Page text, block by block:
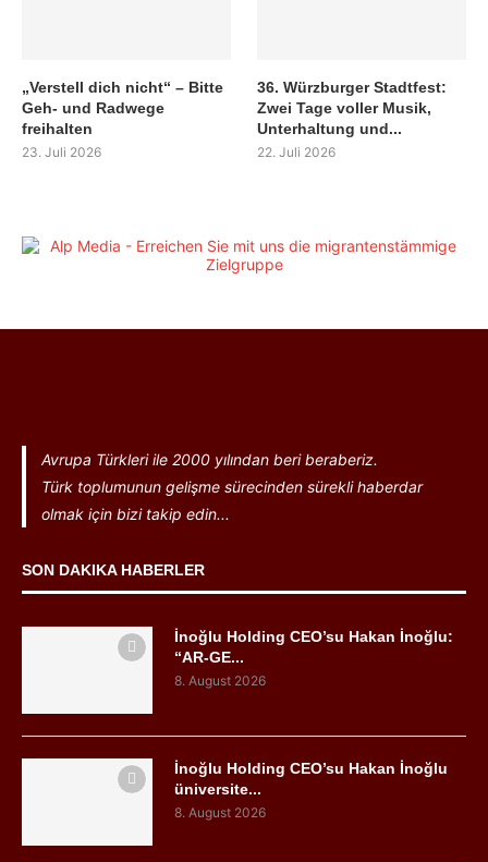
„Verstell dich nicht“ – Bitte
Geh- und Radwege
freihalten
23. Juli 2026
36. Würzburger Stadtfest:
Zwei Tage voller Musik,
Unterhaltung und...
22. Juli 2026
Avrupa Türkleri ile 2000 yılından beri beraberiz.
Türk toplumunun gelişme sürecinden sürekli haberdar
olmak için bizi takip edin...
SON DAKIKA HABERLER
İnoğlu Holding CEO’su Hakan İnoğlu:
“AR-GE...
8. August 2026
İnoğlu Holding CEO’su Hakan İnoğlu
üniversite...
8. August 2026